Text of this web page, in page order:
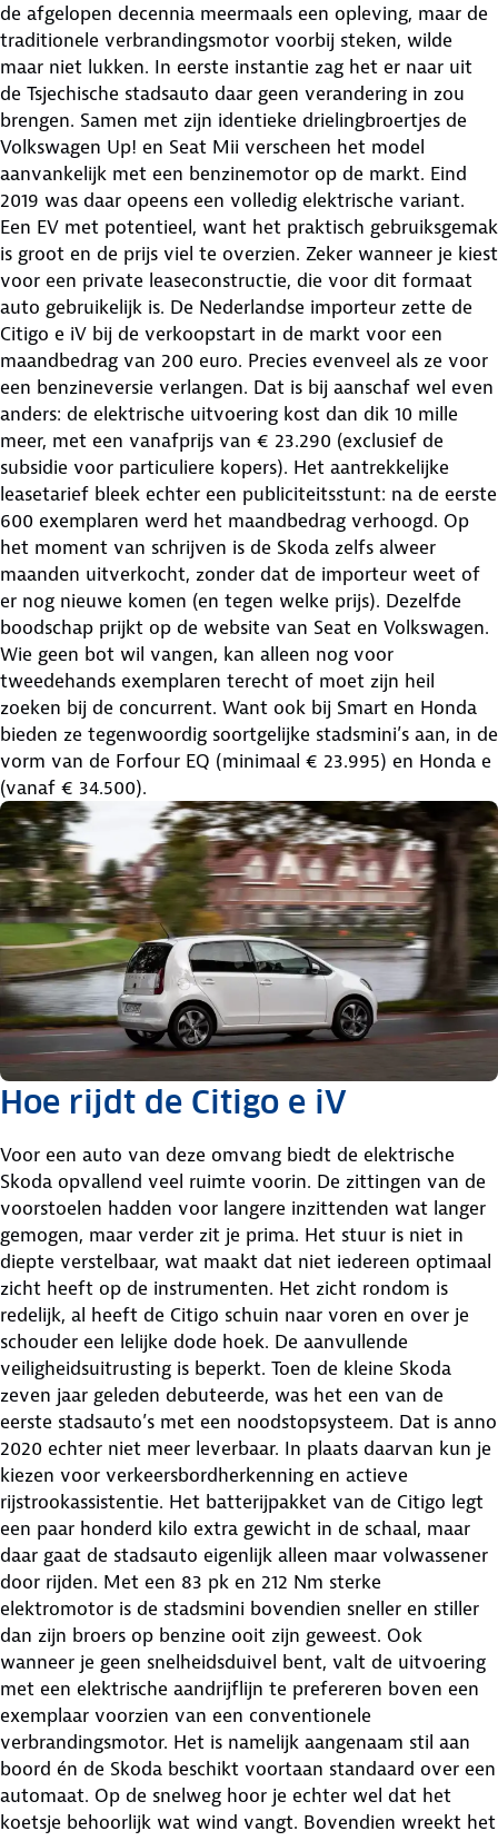
de afgelopen decennia meermaals een opleving, maar de
traditionele verbrandingsmotor voorbij steken, wilde
maar niet lukken. In eerste instantie zag het er naar uit
de Tsjechische stadsauto daar geen verandering in zou
brengen. Samen met zijn identieke drielingbroertjes de
Volkswagen Up! en Seat Mii verscheen het model
aanvankelijk met een benzinemotor op de markt. Eind
2019 was daar opeens een volledig elektrische variant.
Een EV met potentieel, want het praktisch gebruiksgemak
is groot en de prijs viel te overzien. Zeker wanneer je kiest
voor een private leaseconstructie, die voor dit formaat
auto gebruikelijk is. De Nederlandse importeur zette de
Citigo e iV bij de verkoopstart in de markt voor een
maandbedrag van 200 euro. Precies evenveel als ze voor
een benzineversie verlangen. Dat is bij aanschaf wel even
anders: de elektrische uitvoering kost dan dik 10 mille
meer, met een vanafprijs van € 23.290 (exclusief de
subsidie voor particuliere kopers). Het aantrekkelijke
leasetarief bleek echter een publiciteitsstunt: na de eerste
600 exemplaren werd het maandbedrag verhoogd. Op
het moment van schrijven is de Skoda zelfs alweer
maanden uitverkocht, zonder dat de importeur weet of
er nog nieuwe komen (en tegen welke prijs). Dezelfde
boodschap prijkt op de website van Seat en Volkswagen.
Wie geen bot wil vangen, kan alleen nog voor
tweedehands exemplaren terecht of moet zijn heil
zoeken bij de concurrent. Want ook bij Smart en Honda
bieden ze tegenwoordig soortgelijke stadsmini’s aan, in de
vorm van de Forfour EQ (minimaal € 23.995) en Honda e
(vanaf € 34.500).
Hoe rijdt de Citigo e iV
Voor een auto van deze omvang biedt de elektrische
Skoda opvallend veel ruimte voorin. De zittingen van de
voorstoelen hadden voor langere inzittenden wat langer
gemogen, maar verder zit je prima. Het stuur is niet in
diepte verstelbaar, wat maakt dat niet iedereen optimaal
zicht heeft op de instrumenten. Het zicht rondom is
redelijk, al heeft de Citigo schuin naar voren en over je
schouder een lelijke dode hoek. De aanvullende
veiligheidsuitrusting is beperkt. Toen de kleine Skoda
zeven jaar geleden debuteerde, was het een van de
eerste stadsauto’s met een noodstopsysteem. Dat is anno
2020 echter niet meer leverbaar. In plaats daarvan kun je
kiezen voor verkeersbordherkenning en actieve
rijstrookassistentie. Het batterijpakket van de Citigo legt
een paar honderd kilo extra gewicht in de schaal, maar
daar gaat de stadsauto eigenlijk alleen maar volwassener
door rijden. Met een 83 pk en 212 Nm sterke
elektromotor is de stadsmini bovendien sneller en stiller
dan zijn broers op benzine ooit zijn geweest. Ook
wanneer je geen snelheidsduivel bent, valt de uitvoering
met een elektrische aandrijflijn te prefereren boven een
exemplaar voorzien van een conventionele
verbrandingsmotor. Het is namelijk aangenaam stil aan
boord én de Skoda beschikt voortaan standaard over een
automaat. Op de snelweg hoor je echter wel dat het
koetsje behoorlijk wat wind vangt. Bovendien wreekt het